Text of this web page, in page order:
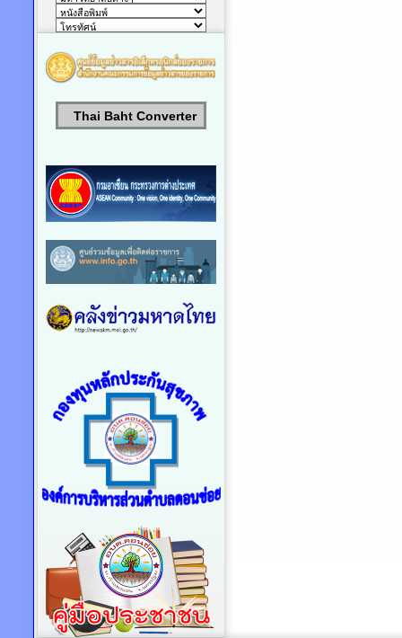
Thai Baht Converter